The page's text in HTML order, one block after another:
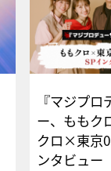
『マジプロ
ー、ももク
クロ×東京
ンタビュー